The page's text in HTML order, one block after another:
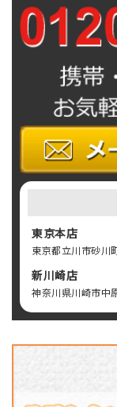
東京本店
東京都立川市砂川
新川崎店
神奈川県川崎市中